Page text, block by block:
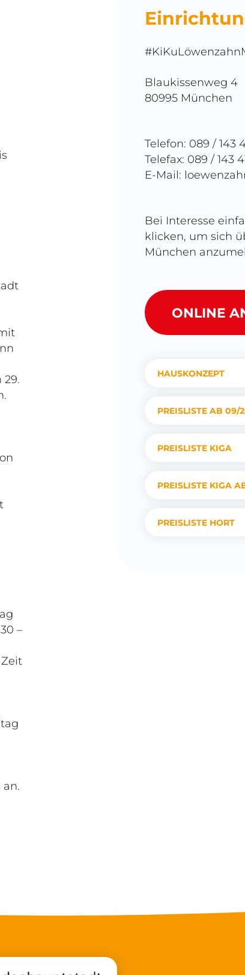
29.
–
Blaukissenweg 4
80995 München
Telefon: 089 / 143
Telefax: 089 / 143
E-Mail:
Bei Interesse
klicken, um sich
München
ONLINE
HAUSKONZEPT
PREISLISTE AB 09/
PREISLISTE KIGA
PREISLISTE KIGA
PREISLISTE HORT